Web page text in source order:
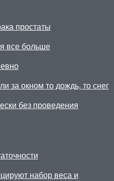
простаты
все больше
за окном то дождь, то снег
без проведения
набор веса и